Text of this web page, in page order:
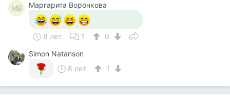
МВ Маргарита Воронкова
8 лет 1
0
Simon Natanson
8 лет
1